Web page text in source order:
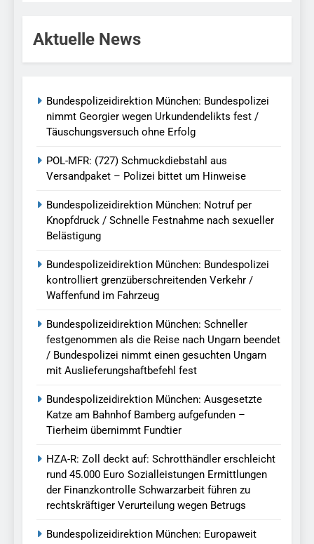
Aktuelle News
Bundespolizeidirektion München: Bundespolizei
nimmt Georgier wegen Urkundendelikts fest /
Täuschungsversuch ohne Erfolg
POL-MFR: (727) Schmuckdiebstahl aus
Versandpaket – Polizei bittet um Hinweise
Bundespolizeidirektion München: Notruf per
Knopfdruck / Schnelle Festnahme nach sexueller
Belästigung
Bundespolizeidirektion München: Bundespolizei
kontrolliert grenzüberschreitenden Verkehr /
Waffenfund im Fahrzeug
Bundespolizeidirektion München: Schneller
festgenommen als die Reise nach Ungarn beendet
/ Bundespolizei nimmt einen gesuchten Ungarn
mit Auslieferungshaftbefehl fest
Bundespolizeidirektion München: Ausgesetzte
Katze am Bahnhof Bamberg aufgefunden –
Tierheim übernimmt Fundtier
HZA-R: Zoll deckt auf: Schrotthändler erschleicht
rund 45.000 Euro Sozialleistungen Ermittlungen
der Finanzkontrolle Schwarzarbeit führen zu
rechtskräftiger Verurteilung wegen Betrugs
Bundespolizeidirektion München: Europaweit